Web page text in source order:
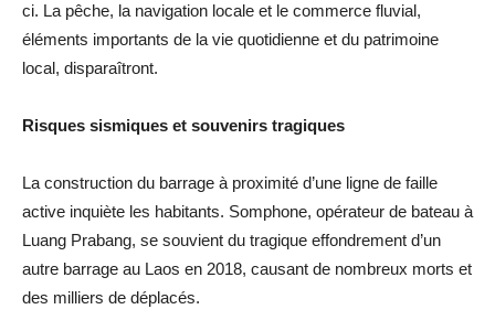
ci. La pêche, la navigation locale et le commerce fluvial,
éléments importants de la vie quotidienne et du patrimoine
local, disparaîtront.
Risques sismiques et souvenirs tragiques
La construction du barrage à proximité d’une ligne de faille
active inquiète les habitants. Somphone, opérateur de bateau à
Luang Prabang, se souvient du tragique effondrement d’un
autre barrage au Laos en 2018, causant de nombreux morts et
des milliers de déplacés.